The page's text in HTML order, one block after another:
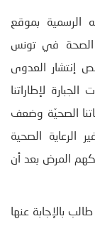
الرسمية بموقع
الصحة في تونس
إنتشار العدوى
لإطاراتنا
الصحيّة وضعف
الرعاية الصحية
المرض بعد أن
بالإجابة عنها